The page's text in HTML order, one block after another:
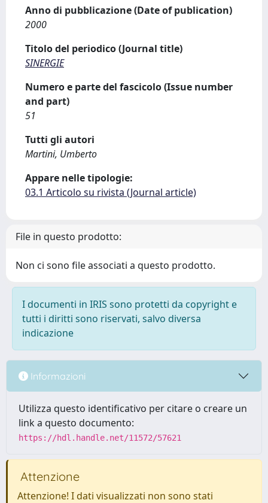
Anno di pubblicazione (Date of publication)
2000
Titolo del periodico (Journal title)
SINERGIE
Numero e parte del fascicolo (Issue number
and part)
51
Tutti gli autori
Martini, Umberto
Appare nelle tipologie:
03.1 Articolo su rivista (Journal article)
File in questo prodotto:
Non ci sono file associati a questo prodotto.
I documenti in IRIS sono protetti da copyright e
tutti i diritti sono riservati, salvo diversa
indicazione
Informazioni
Utilizza questo identificativo per citare o creare un
link a questo documento:
https://hdl.handle.net/11572/57621
Attenzione
Attenzione! I dati visualizzati non sono stati